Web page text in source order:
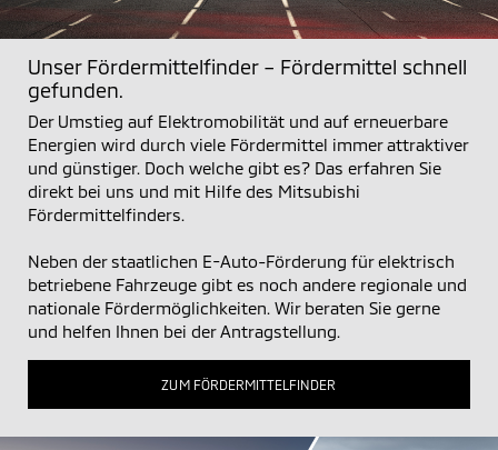
Unser Fördermittelfinder – Fördermittel schnell
gefunden.
Der Umstieg auf Elektromobilität und auf erneuerbare
Energien wird durch viele Fördermittel immer attraktiver
und günstiger. Doch welche gibt es? Das erfahren Sie
direkt bei uns und mit Hilfe des Mitsubishi
Fördermittelfinders.
Neben der staatlichen E-Auto-Förderung für elektrisch
betriebene Fahrzeuge gibt es noch andere regionale und
nationale Fördermöglichkeiten. Wir beraten Sie gerne
und helfen Ihnen bei der Antragstellung.
ZUM FÖRDERMITTELFINDER